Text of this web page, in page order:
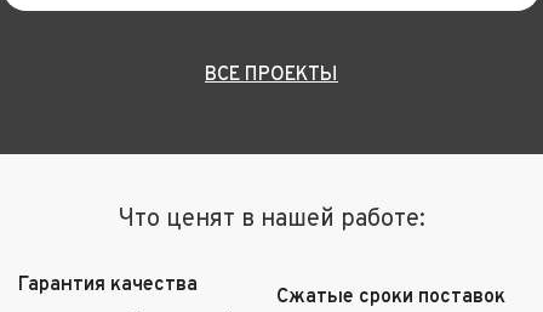
ВСЕ ПРОЕКТЫ
Что ценят в нашей работе:
Гарантия качества Сжатые сроки поставок